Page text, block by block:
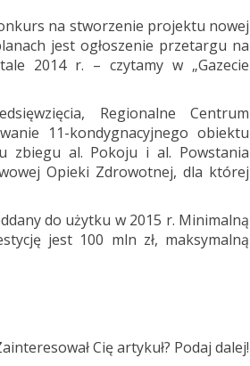
na stworzenie projektu nowej
jest ogłoszenie przetargu na
2014 r. – czytamy w „Gazecie
Regionalne Centrum
11-kondygnacyjnego obiektu
zbiegu al. Pokoju i al. Powstania
Opieki Zdrowotnej, dla której
do użytku w 2015 r. Minimalną
jest 100 mln zł, maksymalną
Cię artykuł? Podaj dalej!